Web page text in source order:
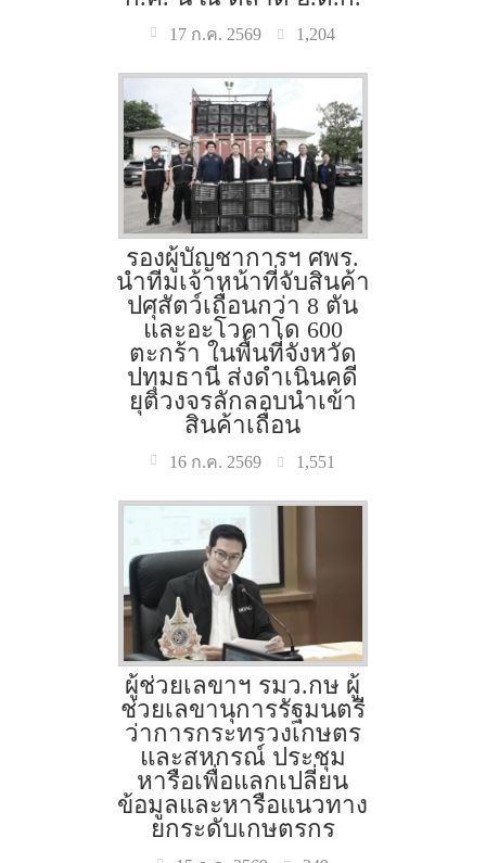
17 ก.ค. 2569 1,204
รองผู้บัญชาการฯ ศพร.
นำทีมเจ้าหน้าที่จับสินค้า
ปศุสัตว์เถื่อนกว่า 8 ตัน
และอะโวคาโด 600
ตะกร้า ในพื้นที่จังหวัด
ปทุมธานี ส่งดำเนินคดี
ยุติวงจรลักลอบนำเข้า
สินค้าเถื่อน
16 ก.ค. 2569 1,551
ผู้ช่วยเลขาฯ รมว.กษ ผู้
ช่วยเลขานุการรัฐมนตรี
ว่าการกระทรวงเกษตร
และสหกรณ์ ประชุม
หารือเพื่อแลกเปลี่ยน
ข้อมูลและหารือแนวทาง
ยกระดับเกษตรกร